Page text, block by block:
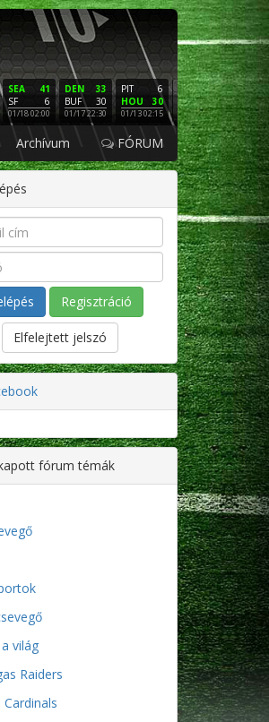
41
SEA
6
SF
01/18 02:00
33
DEN
30
BUF
01/17 22:30
6
PIT
30
HOU
01/13 02:15
16
NE
3
LAC
01/12 02:00
PHI
SF
01/11
Archívum FÓRUM
Regisztráció
Elfelejtett jelszó
fórum témák
világ
Raiders